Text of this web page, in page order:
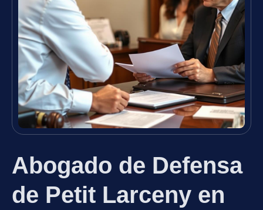
Abogado de Defensa
de Petit Larceny en